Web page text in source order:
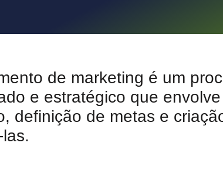
de marketing é um
e estratégico que
definição de metas e